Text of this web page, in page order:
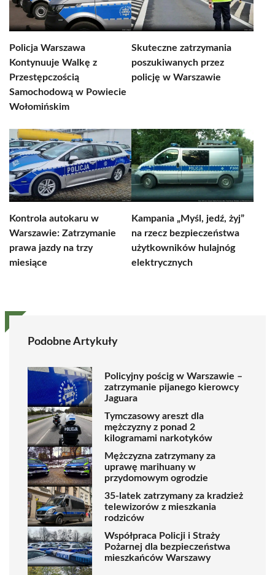
Policja Warszawa
Kontynuuje Walkę z
Przestępczością
Samochodową w Powiecie
Wołomińskim
Skuteczne zatrzymania
poszukiwanych przez
policję w Warszawie
Kontrola autokaru w
Warszawie: Zatrzymanie
prawa jazdy na trzy
miesiące
Kampania „Myśl, jedź, żyj”
na rzecz bezpieczeństwa
użytkowników hulajnóg
elektrycznych
Podobne Artykuły
Policyjny pościg w Warszawie –
zatrzymanie pijanego kierowcy
Jaguara
Tymczasowy areszt dla
mężczyzny z ponad 2
kilogramami narkotyków
Mężczyzna zatrzymany za
uprawę marihuany w
przydomowym ogrodzie
35-latek zatrzymany za kradzież
telewizorów z mieszkania
rodziców
Współpraca Policji i Straży
Pożarnej dla bezpieczeństwa
mieszkańców Warszawy